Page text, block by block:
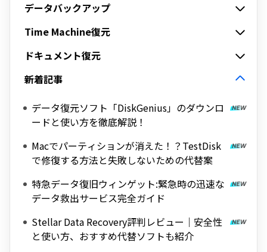
データバックアップ
Time Machine復元
ドキュメント復元
新着記事
データ復元ソフト「DiskGenius」のダウンロ
ードと使い方を徹底解説！
Macでパーティションが消えた！？TestDisk
で修復する方法と失敗しないための代替案
特急データ復旧ウィンゲット:緊急時の迅速な
データ救出サービス完全ガイド
Stellar Data Recovery評判レビュー｜安全性
と使い方、おすすめ代替ソフトも紹介